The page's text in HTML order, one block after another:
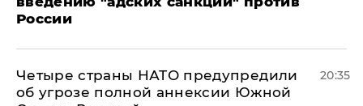
России
Четыре страны НАТО предупредили
об угрозе полной аннексии Южной
20:35